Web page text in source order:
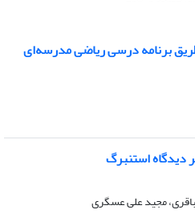
برنامه درسی ریاضی مدرسه‌ای
دیدگاه استنبرگ
مجید علی عسگری